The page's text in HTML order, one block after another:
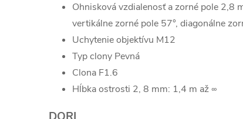
Ohnisková vzdialenosť a zorné pole 2,8
vertikálne zorné pole 57°, diagonálne
Uchytenie objektívu M12
Typ clony Pevná
Clona F1.6
Hĺbka ostrosti 2, 8 mm: 1,4 m až ∞